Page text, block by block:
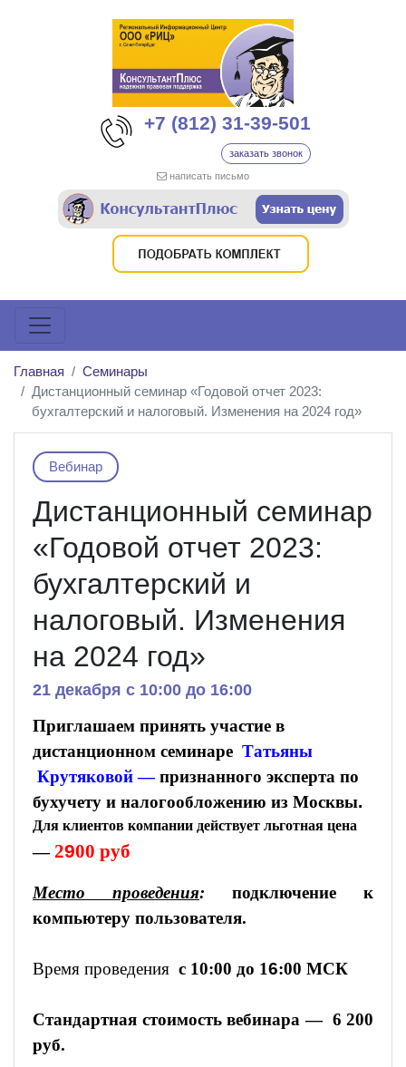
+7 (812) 31-39-501
заказать звонок
написать письмо
Главная
Семинары
Дистанционный семинар «Годовой отчет 2023:
бухгалтерский и налоговый. Изменения на 2024 год»
Вебинар
Дистанционный семинар
«Годовой отчет 2023:
бухгалтерский и
налоговый. Изменения
на 2024 год»
21 декабря c 10:00 до 16:00
Приглашаем принять участие в
дистанционном семинаре Татьяны
Крутяковой —признанного эксперта по
бухучету и налогообложению из Москвы.
Для клиентов компании действует льготная цена
—2900 руб
Место проведения: подключение к
компьютеру пользователя.
Время проведения с 10:00 до 16:00 МСК
Стандартная стоимость вебинара — 6 200
руб.